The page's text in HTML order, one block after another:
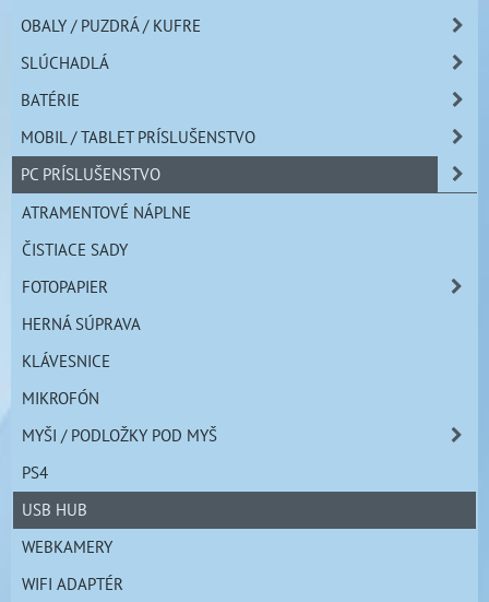
OBALY / PUZDRÁ / KUFRE
SLÚCHADLÁ
BATÉRIE
MOBIL / TABLET PRÍSLUŠENSTVO
PC PRÍSLUŠENSTVO
ATRAMENTOVÉ NÁPLNE
ČISTIACE SADY
FOTOPAPIER
HERNÁ SÚPRAVA
KLÁVESNICE
MIKROFÓN
MYŠI / PODLOŽKY POD MYŠ
PS4
USB HUB
WEBKAMERY
WIFI ADAPTÉR